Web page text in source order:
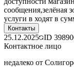
сообщения,зелёная
услуги в ходят в
Контакты
25.12.2025 ID
Контактное лицо
недалеко от